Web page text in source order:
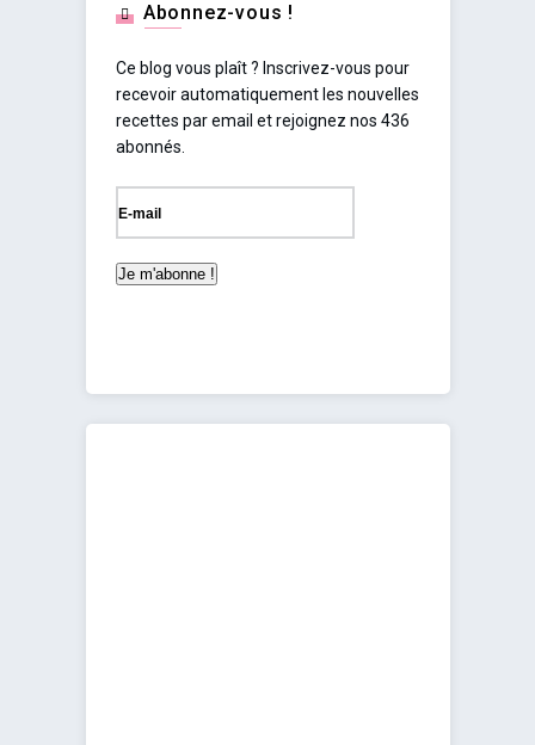
Abonnez-vous !
Ce blog vous plaît ? Inscrivez-vous pour
recevoir automatiquement les nouvelles
recettes par email et rejoignez nos 436
abonnés.